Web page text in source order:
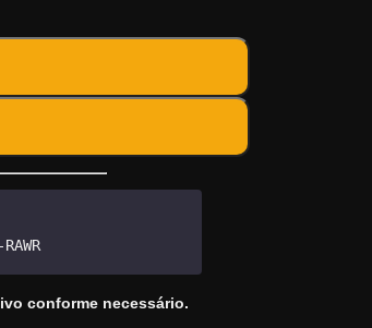
conforme necessário.